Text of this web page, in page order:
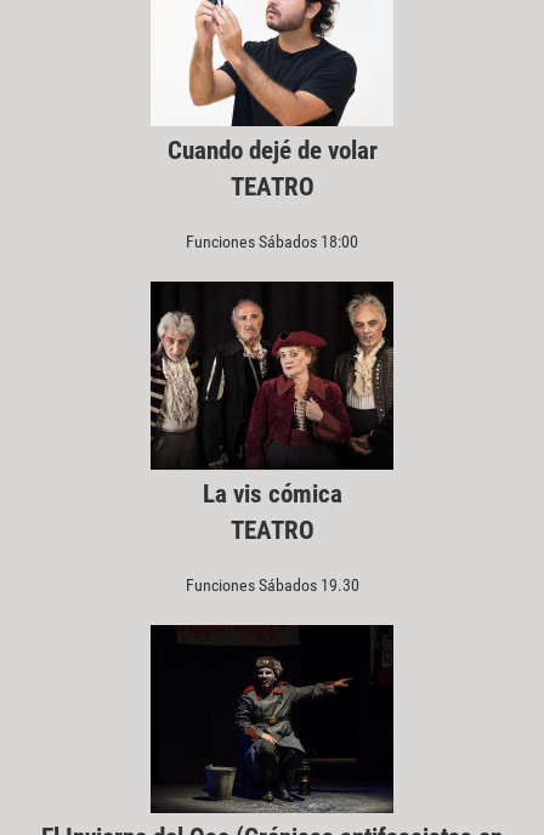
Cuando dejé de volar
TEATRO
Funciones Sábados 18:00
La vis cómica
TEATRO
Funciones Sábados 19.30